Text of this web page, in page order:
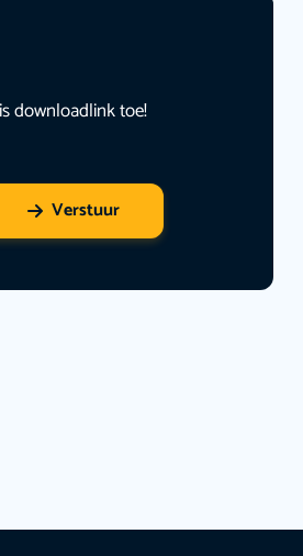
downloadlink toe!
Verstuur